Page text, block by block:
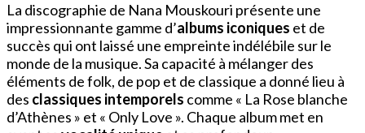
La discographie de Nana Mouskouri présente une
impressionnante gamme d’albums iconiques et de
succès qui ont laissé une empreinte indélébile sur le
monde de la musique. Sa capacité à mélanger des
éléments de folk, de pop et de classique a donné lieu à
des classiques intemporels comme « La Rose blanche
d’Athènes » et « Only Love ». Chaque album met en